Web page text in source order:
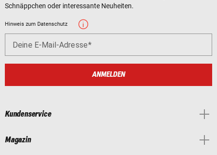
Schnäppchen oder interessante Neuheiten.
Hinweis zum Datenschutz
Deine E-Mail-Adresse
ANMELDEN
Kundenservice
Magazin